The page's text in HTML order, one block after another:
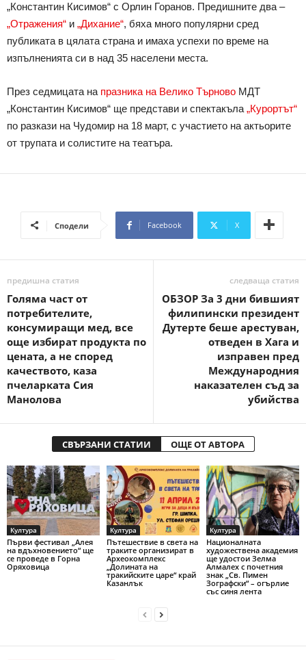
„Константин Кисимов“ с Орлин Горанов. Предишните два –
„Отражения“ и „Дихание“, бяха много популярни сред
публиката в цялата страна и имаха успехи по време на
изпълненията си в над 35 населени места.
През седмицата на празника на Велико Търново МДТ
„Константин Кисимов“ ще представи и спектакъла „Курортът“
по разкази на Чудомир на 18 март, с участието на актьорите
от трупата и солистите на театъра.
Сподели Facebook X
предишна статия
Голяма част от
потребителите,
консумиращи мед, все
още избират продукта по
цената, а не според
качеството, каза
пчеларката Сия
Манолова
следваща статия
ОБЗОР За 3 дни бившият
филипински президент
Дутерте беше арестуван,
отведен в Хага и
изправен пред
Международния
наказателен съд за
убийства
СВЪРЗАНИ СТАТИИ ОЩЕ ОТ АВТОРА
Култура
Първи фестивал „Алея
на вдъхновението“ ще
се проведе в Горна
Оряховица
Култура
Пътешествие в света на
траките организират в
Археокомплекс
„Долината на
тракийските царе“ край
Казанлък
Култура
Националната
художествена академия
ще удостои Зелма
Алмалех с почетния
знак „Св. Пимен
Зографски“ – огърлие
със синя лента